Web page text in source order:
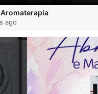
Aromaterapia
ago